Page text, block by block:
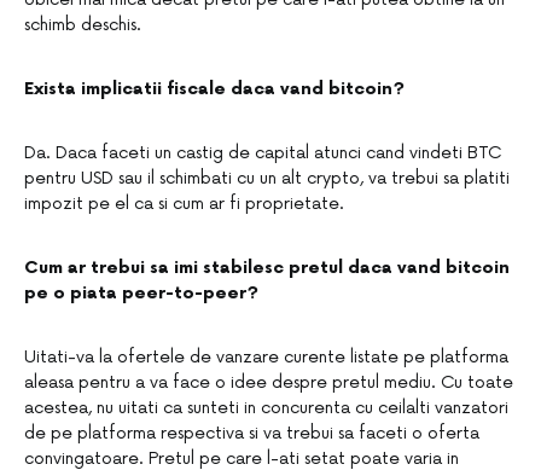
schimb deschis.
Exista implicatii fiscale daca vand bitcoin?
Da. Daca faceti un castig de capital atunci cand vindeti BTC
pentru USD sau il schimbati cu un alt crypto, va trebui sa platiti
impozit pe el ca si cum ar fi proprietate.
Cum ar trebui sa imi stabilesc pretul daca vand bitcoin
pe o piata peer-to-peer?
Uitati-va la ofertele de vanzare curente listate pe platforma
aleasa pentru a va face o idee despre pretul mediu. Cu toate
acestea, nu uitati ca sunteti in concurenta cu ceilalti vanzatori
de pe platforma respectiva si va trebui sa faceti o oferta
convingatoare. Pretul pe care l-ati setat poate varia in